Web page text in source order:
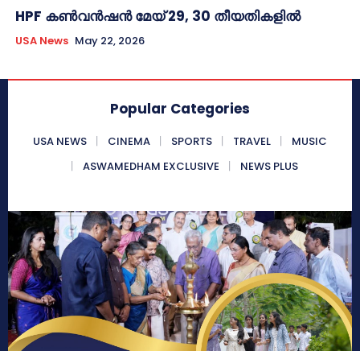
HPF കൺവൻഷൻ മേയ് 29, 30 തീയതികളിൽ
USA News May 22, 2026
Popular Categories
USA NEWS CINEMA SPORTS TRAVEL
MUSIC
ASWAMEDHAM EXCLUSIVE
NEWS PLUS